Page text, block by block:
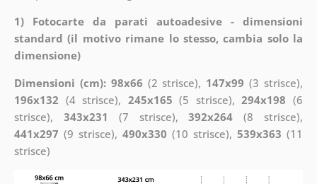
1) Fotocarte da parati autoadesive - dimensioni
standard (il motivo rimane lo stesso, cambia solo la
dimensione)
Dimensioni (cm): 98x66 (2 strisce), 147x99 (3 strisce),
196x132 (4 strisce), 245x165 (5 strisce),294x198 (6
strisce), 343x231 (7 strisce),392x264 (8 strisce),
441x297 (9 strisce), 490x330 (10 strisce),539x363 (11
strisce)